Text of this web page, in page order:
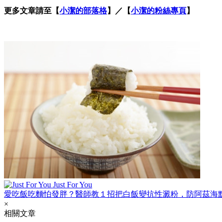
更多文章請至【小潔的部落格】／【小潔的粉絲專頁】
Just For You
愛吃飯吃麵怕發胖？醫師教１招把白飯變抗性澱粉，防阿茲海
×
相關文章